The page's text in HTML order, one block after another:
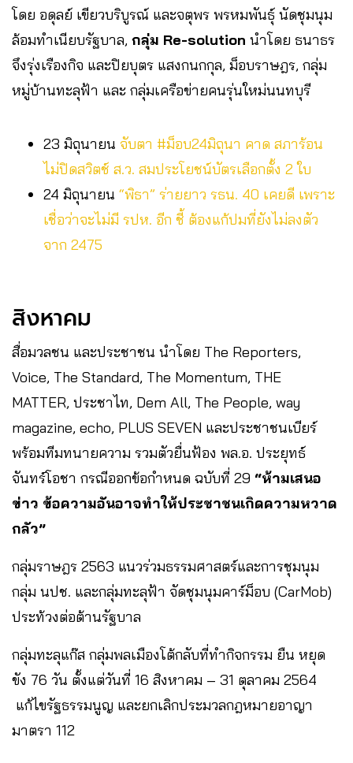
โดย อดุลย์ เขียวบริบูรณ์ และจตุพร พรหมพันธุ์ นัดชุมนุม
ล้อมทำเนียบรัฐบาล, กลุ่ม Re-solution นำโดย ธนาธร
จึงรุ่งเรืองกิจ และปิยบุตร แสงกนกกุล, ม็อบราษฎร, กลุ่ม
หมู่บ้านทะลุฟ้า และ กลุ่มเครือข่ายคนรุ่นใหม่นนทบุรี
23 มิถุนายน จับตา #ม็อบ24มิถุนา คาด สภาร้อน
ไม่ปิดสวิตช์ ส.ว. สมประโยชน์บัตรเลือกตั้ง 2 ใบ
24 มิถุนายน “พิธา” ร่ายยาว รธน. 40 เคยดี เพราะ
เชื่อว่าจะไม่มี รปห. อีก ชี้ ต้องแก้ปมที่ยังไม่ลงตัว
จาก 2475
สิงหาคม
สื่อมวลชน และประชาชน นำโดย The Reporters,
Voice, The Standard, The Momentum, THE
MATTER, ประชาไท, Dem All, The People, way
magazine, echo, PLUS SEVEN และประชาชนเบียร์
พร้อมทีมทนายความ รวมตัวยื่นฟ้อง พล.อ. ประยุทธ์
จันทร์โอชา กรณีออกข้อกำหนด ฉบับที่ 29 “ห้ามเสนอ
ข่าว ข้อความอันอาจทำให้ประชาชนเกิดความหวาด
กลัว”
กลุ่มราษฎร 2563 แนวร่วมธรรมศาสตร์และการชุมนุม
กลุ่ม นปช. และกลุ่มทะลุฟ้า จัดชุมนุมคาร์ม็อบ (CarMob)
ประท้วงต่อต้านรัฐบาล
กลุ่มทะลุแก๊ส กลุ่มพลเมืองโต้กลับที่ทำกิจกรรม ยืน หยุด
ขัง 76 วัน ตั้งแต่วันที่ 16 สิงหาคม – 31 ตุลาคม 2564
แก้ไขรัฐธรรมนูญ และยกเลิกประมวลกฎหมายอาญา
มาตรา 112